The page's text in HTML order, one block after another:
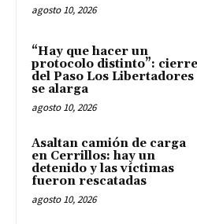
agosto 10, 2026
“Hay que hacer un
protocolo distinto”: cierre
del Paso Los Libertadores
se alarga
agosto 10, 2026
Asaltan camión de carga
en Cerrillos: hay un
detenido y las víctimas
fueron rescatadas
agosto 10, 2026